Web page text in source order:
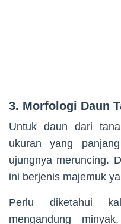
3. Morfologi Daun
Untuk daun dari
ukuran yang
ujungnya meruncing.
ini berjenis majemuk
Perlu diketahui
mengandung